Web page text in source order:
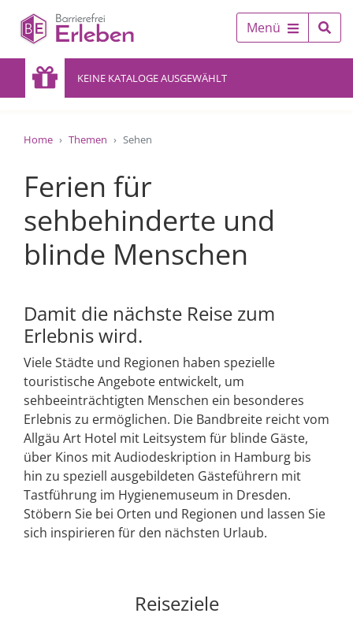
Menü
KEINE KATALOGE AUSGEWÄHLT
Home Themen Sehen
Ferien für
sehbehinderte und
blinde Menschen
Damit die nächste Reise zum
Erlebnis wird.
Viele Städte und Regionen haben spezielle
touristische Angebote entwickelt, um
sehbeeinträchtigten Menschen ein besonderes
Erlebnis zu ermöglichen. Die Bandbreite reicht vom
Allgäu Art Hotel mit Leitsystem für blinde Gäste,
über Kinos mit Audiodeskription in Hamburg bis
hin zu speziell ausgebildeten Gästeführern mit
Tastführung im Hygienemuseum in Dresden.
Stöbern Sie bei Orten und Regionen und lassen Sie
sich inspirieren für den nächsten Urlaub.
Reiseziele